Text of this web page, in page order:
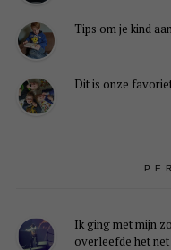
Tips om je kind
Dit is onze
Ik ging met mijn
overleefde het net